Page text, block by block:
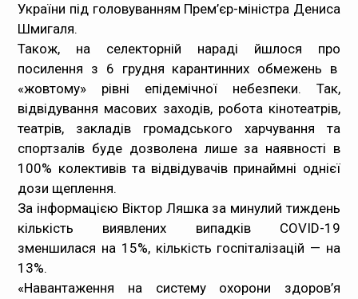
Документи
Контакти
України під головуванням Прем’єр-міністра Дениса
Шмигаля.
Також, на селекторній нараді йшлося про
посилення з 6 грудня карантинних обмежень в
«жовтому» рівні епідемічної небезпеки. Так,
відвідування масових заходів, робота кінотеатрів,
театрів, закладів громадського харчування та
спортзалів буде дозволена лише за наявності в
100% колективів та відвідувачів принаймні однієї
дози щеплення.
За інформацією Віктор Ляшка за минулий тиждень
кількість виявлених випадків COVID-19
зменшилася на 15%, кількість госпіталізацій — на
13%.
«Навантаження на систему охорони здоров’я